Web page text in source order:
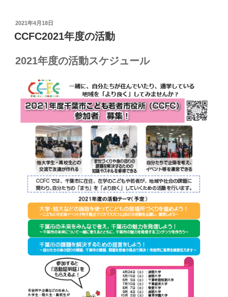
投
稿
日:
2021年4月18日
CCFC2021年度の活動
2021年度の活動スケジュール